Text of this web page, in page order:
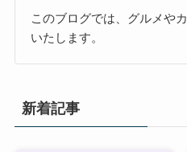
このブログでは、グルメや
いたします。
新着記事